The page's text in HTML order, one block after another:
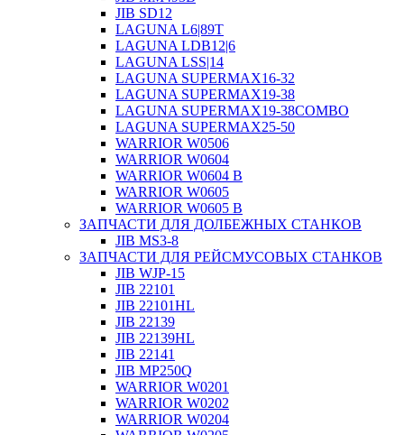
JIB SD12
LAGUNA L6|89T
LAGUNA LDB12|6
LAGUNA LSS|14
LAGUNA SUPERMAX16-32
LAGUNA SUPERMAX19-38
LAGUNA SUPERMAX19-38COMBO
LAGUNA SUPERMAX25-50
WARRIOR W0506
WARRIOR W0604
WARRIOR W0604 B
WARRIOR W0605
WARRIOR W0605 B
ЗАПЧАСТИ ДЛЯ ДОЛБЕЖНЫХ СТАНКОВ
JIB MS3-8
ЗАПЧАСТИ ДЛЯ РЕЙСМУСОВЫХ СТАНКОВ
JIB WJP-15
JIB 22101
JIB 22101HL
JIB 22139
JIB 22139HL
JIB 22141
JIB MP250Q
WARRIOR W0201
WARRIOR W0202
WARRIOR W0204